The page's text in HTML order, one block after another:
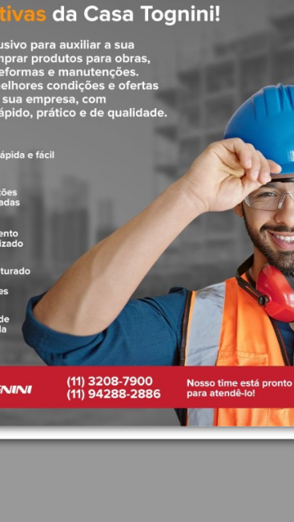
opção para baixa e alta pressão, fornecendo um
de pinos encaixa no crivo que limpam